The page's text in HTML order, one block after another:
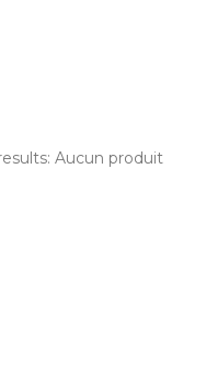
Aucun produit